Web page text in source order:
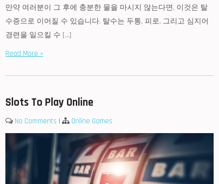
만약 여러분이 그 후에 충분한 물을 마시지 않는다면, 이것은 탈
수증으로 이어질 수 있습니다. 탈수는 두통, 피로, 그리고 심지어
경련을 일으킬 수 […]
Read More »
Slots To Play Online
No Comments | Online Games